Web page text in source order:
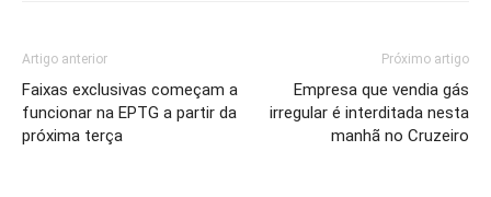
Artigo anterior
Faixas exclusivas começam a
funcionar na EPTG a partir da
próxima terça
Próximo artigo
Empresa que vendia gás
irregular é interditada nesta
manhã no Cruzeiro